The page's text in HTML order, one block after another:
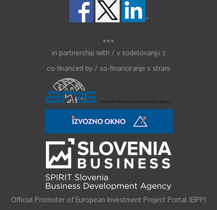
***
in partnership with / v sodelovanju z
co-financed by / so-financiranje s strani
Official Promoter of European Investment Project Portal (EIPP)